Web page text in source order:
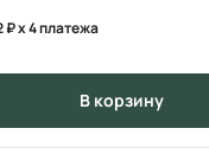
x 4 платежа
в корзину